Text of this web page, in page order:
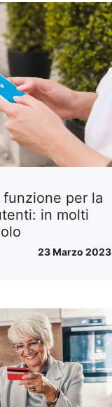
per la
in molti
23 Marzo 2023